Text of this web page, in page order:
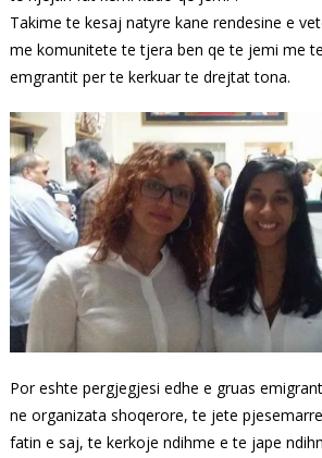
Takime te kesaj natyre kane rendesine e
me komunitete te tjera ben qe te jemi me
emgrantit per te kerkuar te drejtat tona.
Por eshte pergjegjesi edhe e gruas
ne organizata shoqerore, te jete
fatin e saj, te kerkoje ndihme e te jape